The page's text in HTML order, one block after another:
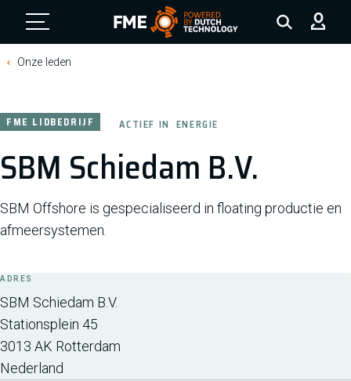
FME Logo, to the homepage
Onze leden
SBM Schiedam B.V.
FME LIDBEDRIJF ACTIEF IN ENERGIE
SBM Offshore is gespecialiseerd in floating productie en
afmeersystemen.
ADRES
SBM Schiedam B.V.
Stationsplein 45
3013 AK Rotterdam
Nederland